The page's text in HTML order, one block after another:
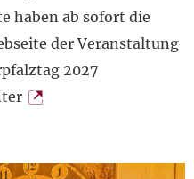
haben ab sofort die
der Veranstaltung
2027